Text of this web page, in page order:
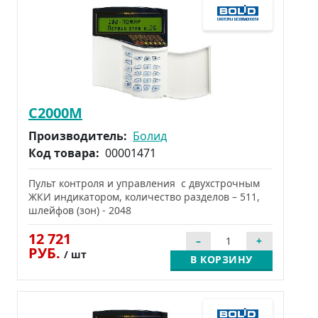
С2000М
Производитель: Болид
Код товара: 00001471
Пульт контроля и управления с двухстрочным
ЖКИ индикатором, количество разделов – 511,
шлейфов (зон) - 2048
12 721
РУБ. / шт В КОРЗИНУ